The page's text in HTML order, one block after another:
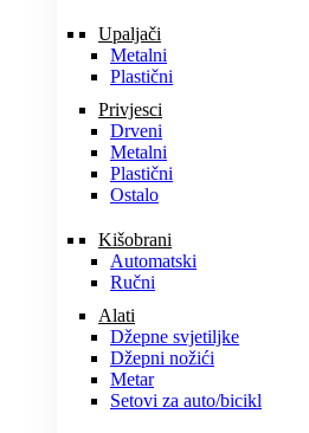
Upaljači
Metalni
Plastični
Privjesci
Drveni
Metalni
Plastični
Ostalo
Kišobrani
Automatski
Ručni
Alati
Džepne svjetiljke
Džepni nožići
Metar
Setovi za auto/bicikl